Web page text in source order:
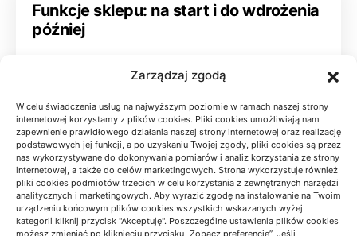
Zarządzaj zgodą
W celu świadczenia usług na najwyższym poziomie w ramach naszej strony
internetowej korzystamy z plików cookies. Pliki cookies umożliwiają nam
zapewnienie prawidłowego działania naszej strony internetowej oraz realizację
podstawowych jej funkcji, a po uzyskaniu Twojej zgody, pliki cookies są przez
nas wykorzystywane do dokonywania pomiarów i analiz korzystania ze strony
internetowej, a także do celów marketingowych. Strona wykorzystuje również
pliki cookies podmiotów trzecich w celu korzystania z zewnętrznych narzędzi
analitycznych i marketingowych. Aby wyrazić zgodę na instalowanie na Twoim
urządzeniu końcowym plików cookies wszystkich wskazanych wyżej
kategorii kliknij przycisk "Akceptuję". Poszczególne ustawienia plików cookies
możesz zmieniać po kliknięciu przycisku „Zobacz preferencje”. Jeśli
Funkcje sklepu: na start i do wdrożenia
później
MARKETING I REKLAMA